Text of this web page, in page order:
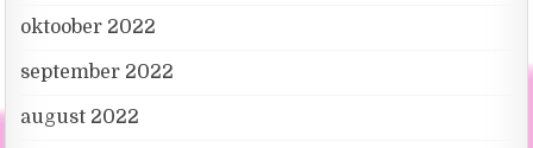
oktoober 2022
september 2022
august 2022